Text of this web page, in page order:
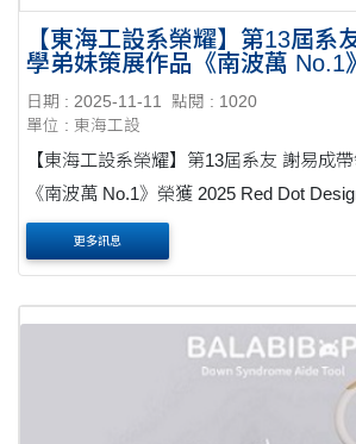
【東海工設系榮耀】第13屆系
學弟妹策展作品《南波萬 No.1
日期 : 2025-11-11
點閱 : 1020
單位 : 東海工設
【東海工設系榮耀】第13屆系友 謝易成
《南波萬 No.1》榮獲 2025 Red Dot Design
生跨代合作，以策展設計詮釋在地產業文
舞台 東海工設系再傳捷報！由本....
更多訊息